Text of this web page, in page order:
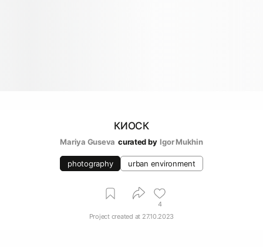
КИОСК
Mariya Guseva curated by Igor Mukhin
photography urban environment
4
Project created at 27.10.2023